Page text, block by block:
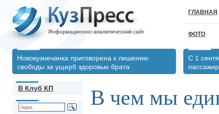
ГЛАВНАЯ
ФОТО
Новокузнечанка приговорена к лишению
свободы за ущерб здоровью брата
С 1
В Клуб КП В чем мы